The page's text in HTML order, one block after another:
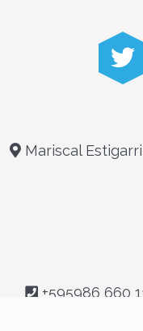
Mariscal
+595986 660